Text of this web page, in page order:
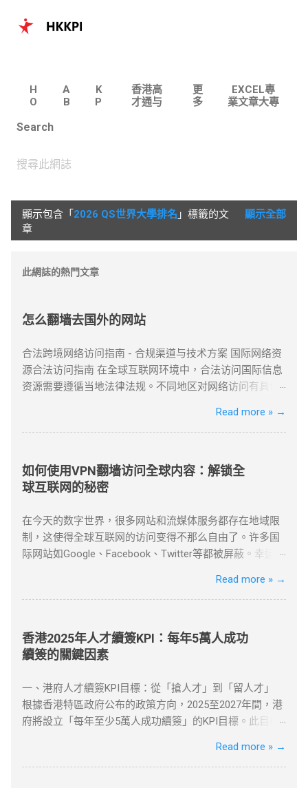
H
O
E
A
B
S
K
P
香港高
才通与
更
多
EXCEL專
業文章大專
Search
文
顯示包含「 2026 QS世界大學排名 」標籤的文
章
顯示全部
此網誌的熱門文章
怎么翻墙去国外的网站
合法跨境网络访问指南 - 合规渠道与技术方案 国际网络资
源合法访问指南 在全球互联网环境中，合法访问国际信息
资源需要遵循当地法律法规。不同地区对网络访问有具体
括国际专线服务、授权网络通道以及企业级VPN解决方
案。 企业用户可通过合规VPN服务建立国际网络连接，这
业提供安全稳定的跨境通信服务。 合法企业级VPN服务商
以下是经国家批准、面向企业用户提供跨境网络服务的合
商，提供企业级国际专线服务，通过MPLS VPN技术实现
全球安全互联。 全球超过50个节点覆盖 SLA服务等级保证
金融级加密传输 中国联通云联网 提供跨境云连接服务，支
缝连接。 支持多云平台接入 智能路由优化 可视化运维管
理 阿里云VPN网关 阿里云提供的企业级VPN服务，支持
Read more » →
如何使用VPN翻墙访问全球内容：解锁全
球互联网的秘密
在今天的数字世界，很多网站和流媒体服务都存在地域限
制，这使得全球互联网的访问变得不那么自由了。许多国
际网站如Google、Facebook、Twitter等都被屏蔽。幸运的
这些地理限制，畅享全球内容。 什么是VPN翻墙？ VPN翻
墙指的是使用VPN技术，通过改变用户的IP地址，来绕过
加密技术保护你的上网数据，同时隐藏真实IP，使你能够
以另一个地区的身份访问互联网资源。 对于许多需要翻墙
墙”，还是解锁Netflix、YouTube等流媒体平台，VPN都提
供了安全、可靠的解决方案。 如何选择合适的VPN工具？
选择VPN时，有几个因素需要考虑：速度、服务器位置、
欢迎的VPN服务，它们不仅在突破地域限制方面表现出
色，而且能够提供强大的安全保障： NordVPN ：知名度
Read more » →
香港2025年人才續簽KPI：每年5萬人成功
續簽的關鍵因素
一、港府人才續簽KPI目標：從「搶人才」到「留人才」
根據香港特區政府公布的政策方向，2025至2027年間，港
府將設立「每年至少5萬人成功續簽」的KPI目標。此目標
略調整。 數據背景 ：截至2025年初，高才通計劃已吸引
近9.3萬人获批，其中7.5萬人携家庭落地香港。 政策動機
Read more » →